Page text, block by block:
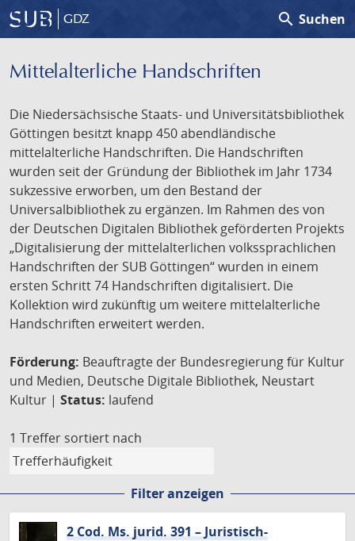
GDZ search Suchen
Mittelalterliche Handschriften
Die Niedersächsische Staats- und Universitätsbibliothek
Göttingen besitzt knapp 450 abendländische
mittelalterliche Handschriften. Die Handschriften
wurden seit der Gründung der Bibliothek im Jahr 1734
sukzessive erworben, um den Bestand der
Universalbibliothek zu ergänzen. Im Rahmen des von
der Deutschen Digitalen Bibliothek geförderten Projekts
„Digitalisierung der mittelalterlichen volkssprachlichen
Handschriften der SUB Göttingen“ wurden in einem
ersten Schritt 74 Handschriften digitalisiert. Die
Kollektion wird zukünftig um weitere mittelalterliche
Handschriften erweitert werden.
Förderung: Beauftragte der Bundesregierung für Kultur
und Medien, Deutsche Digitale Bibliothek, Neustart
Kultur | Status: laufend
1 Treffer sortiert nach
Filter anzeigen
2 Cod. Ms. jurid. 391 – Juristisch-